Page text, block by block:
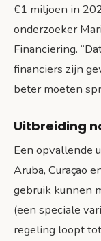
€1 miljoen in
onderzoeker
Financiering.
financiers zijn
beter moeten
Uitbreiding
Een opvallende
Aruba, Curaçao
gebruik kunnen
(een speciale
regeling loopt